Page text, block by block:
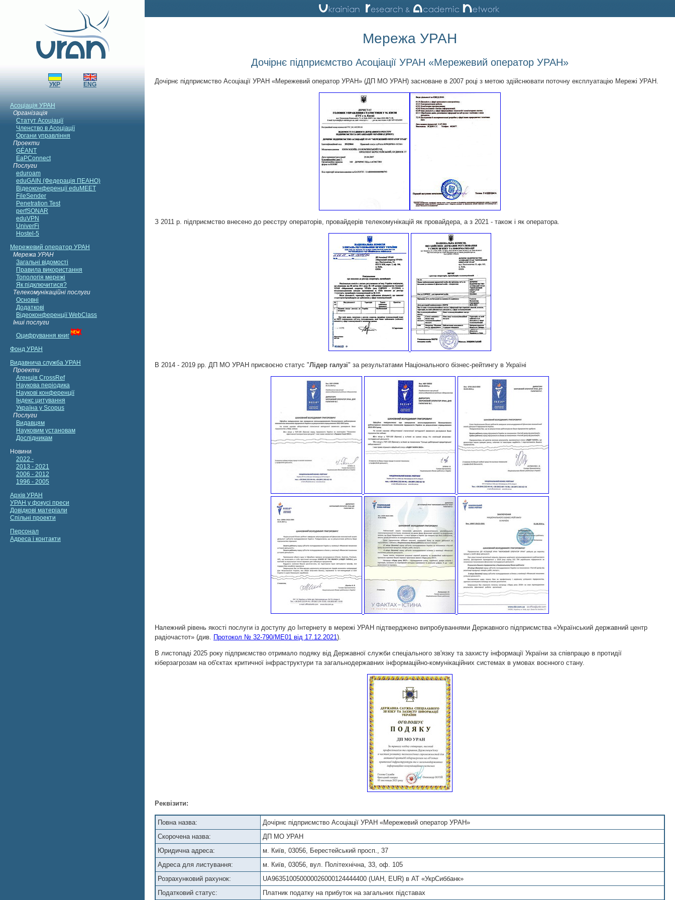
Мережа УРАН
Дочірнє підприємство Асоціації УРАН «Мережевий оператор УРАН»
Дочірнє підприємство Асоціації УРАН «Мережевий оператор УРАН» (ДП МО УРАН) засноване в 2007 році з метою здійснювати поточну експлуатацію Мережі УРАН.
З 2011 р. підприємство внесено до реєстру операторів, провайдерів телекомунікацій як провайдера, а з 2021 - також і як оператора.
В 2014 - 2019 рр. ДП МО УРАН присвоєно статус "Лідер галузі" за результатами Національного бізнес-рейтингу в Україні
Належний рівень якості послуги із доступу до Інтернету в мережі УРАН підтверджено випробуваннями Державного підприємства «Український державний центр
радіочастот» (див. Протокол № 32-790/МЕ01 від 17.12.2021).
В листопаді 2025 року підприємство отримало подяку від Державної служби спеціального зв'язку та захисту інформації України за співпрацю в протидії
кіберзагрозам на об'єктах критичної інфраструктури та загальнодержавних інформаційно-комунікаційних системах в умовах воєнного стану.
Реквізити:
Повна назва:
Дочірнє підприємство Асоціації УРАН «Мережевий оператор УРАН»
Скорочена назва:
ДП МО УРАН
Юридична адреса:
м. Київ, 03056, Берестейський просп., 37
Адреса для листування:
м. Київ, 03056, вул. Політехнічна, 33, оф. 105
Розрахунковий рахунок:
UA963510050000026000124444400 (UAH, EUR) в АТ «УкрСиббанк»
Податковий статус:
Платник податку на прибуток на загальних підставах